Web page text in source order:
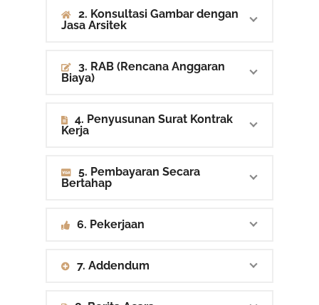
2. Konsultasi Gambar dengan
Jasa Arsitek
3. RAB (Rencana Anggaran
Biaya)
4. Penyusunan Surat Kontrak
Kerja
5. Pembayaran Secara
Bertahap
6. Pekerjaan
7. Addendum